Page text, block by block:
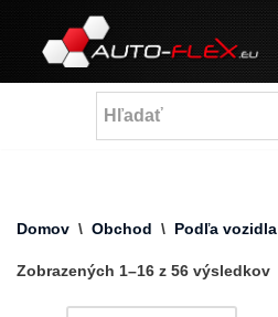
Prejsť
na
Domov \ Obchod \ Podľa vozidla
Zobrazených 1–16 z 56 výsledkov